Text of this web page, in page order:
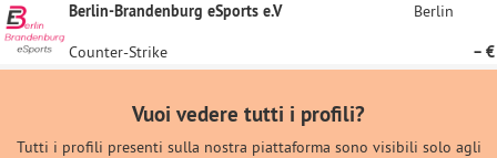
Berlin-Brandenburg eSports e.V
Berlin
Counter-Strike – €
Vuoi vedere tutti i profili?
Tutti i profili presenti sulla nostra piattaforma sono visibili solo agli